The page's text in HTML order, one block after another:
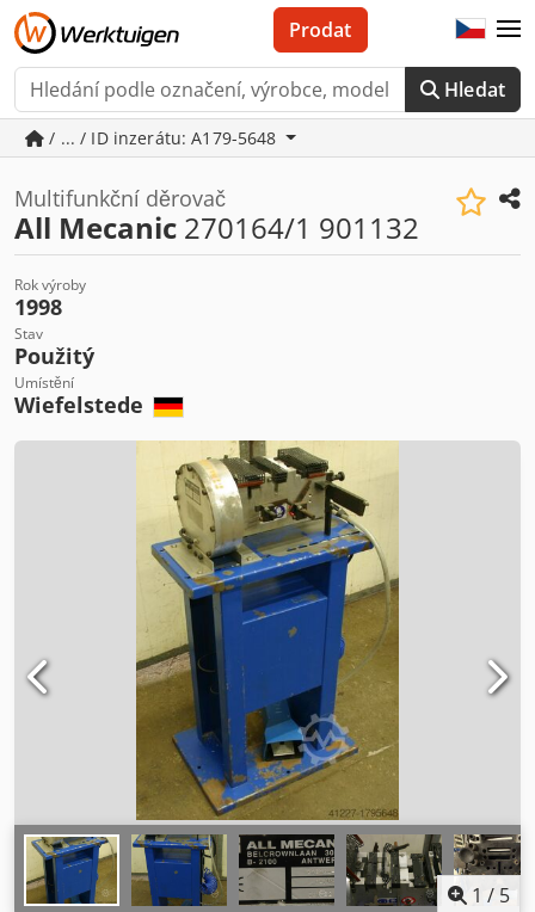
Hledat
Prodat
/ ... / ID inzerátu: A179-5648
Multifunkční děrovač
All Mecanic 270164/1 901132
Rok výroby
1998
Stav
Použitý
Umístění
Wiefelstede
1 / 5